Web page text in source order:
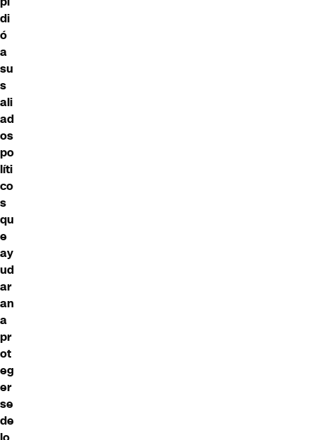
di
ó
a
su
s
ali
ad
os
po
líti
co
s
qu
e
ay
ud
ar
an
a
pr
ot
eg
er
se
de